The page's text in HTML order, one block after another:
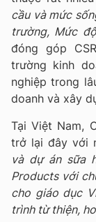
cầu và mức
trường, Mức
đóng góp
trường kinh
nghiệp trong
doanh và xây
Tại Việt Nam,
trở lại đây với
và dự án sữa
Products với
cho giáo dục
trình từ thiện,